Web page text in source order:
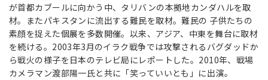
が首都カブールに向かう中、タリバンの本拠地カンダハルを取
材。またパキスタンに流出する難民を取材。難民の 子供たちの
素顔を捉えた個展を多数開催。以来、アジア、中東を舞台に取材
を続ける。2003年3月のイラク戦争では攻撃されるバグダッドか
ら戦火の様子を日本のテレビ局にレポートした。2010年、戦場
カメラマン渡部陽一氏と共に「笑っていいとも」に出演。